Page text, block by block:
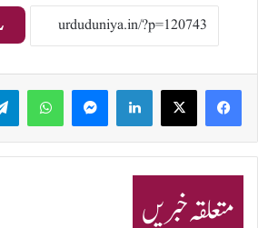
LinkedIn
WhatsApp
متعلقہ خبریں